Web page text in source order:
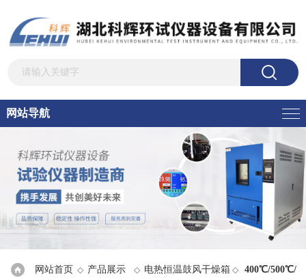
网站导航
网站首页 ◇ 产品展示 ◇ 电热恒温鼓风干燥箱 ◇400℃/500℃/